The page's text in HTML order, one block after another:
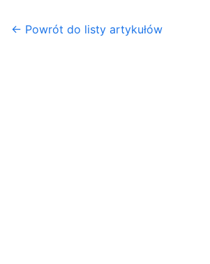
← Powrót do listy artykułów